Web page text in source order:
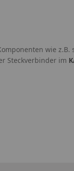
wie
Steckverbinder im